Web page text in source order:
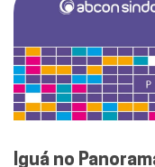
Iguá no